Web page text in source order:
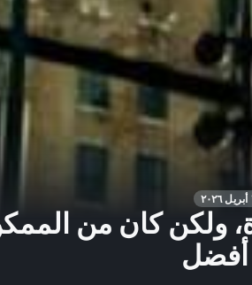
ولكن كان من
أفضل